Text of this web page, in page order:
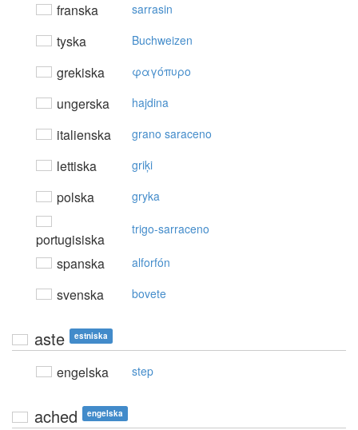
franska sarrasin
tyska Buchweizen
grekiska φαγόπυρo
ungerska hajdina
italienska grano saraceno
lettiska griķi
polska gryka
portugisiska
trigo-sarraceno
spanska alforfón
svenska bovete
aste estniska
engelska step
ached engelska